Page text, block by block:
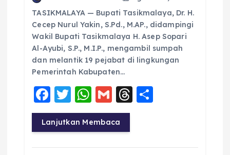
TASIKMALAYA — Bupati Tasikmalaya, Dr. H.
Cecep Nurul Yakin, S.Pd., M.AP., didampingi
Wakil Bupati Tasikmalaya H. Asep Sopari
Al-Ayubi, S.P., M.I.P., mengambil sumpah
dan melantik 19 pejabat di lingkungan
Pemerintah Kabupaten…
F
a
c
e
T
w
it
te
W
h
a
ts
G
m
ai
l
T
a re
Lanjutkan Membaca